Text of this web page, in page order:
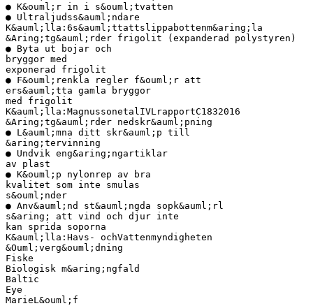
● K&ouml;r in i s&ouml;tvatten
● Ultraljudss&auml;ndare
K&auml;lla:6s&auml;ttattslippabottenm&aring;la
&Aring;tg&auml;rder frigolit (expanderad polystyren)
● Byta ut bojar och
bryggor med
exponerad frigolit
● F&ouml;renkla regler f&ouml;r att
ers&auml;tta gamla bryggor
med frigolit
K&auml;lla:MagnussonetalIVLrapportC1832016
&Aring;tg&auml;rder nedskr&auml;pning
● L&auml;mna ditt skr&auml;p till
&aring;tervinning
● Undvik eng&aring;ngartiklar
av plast
● K&ouml;p nylonrep av bra
kvalitet som inte smulas
s&ouml;nder
● Anv&auml;nd st&auml;ngda sopk&auml;rl
s&aring; att vind och djur inte
kan sprida soporna
K&auml;lla:Havs- ochVattenmyndigheten
&Ouml;verg&ouml;dning
Fiske
Biologisk m&aring;ngfald
Baltic
Eye
MarieL&ouml;f